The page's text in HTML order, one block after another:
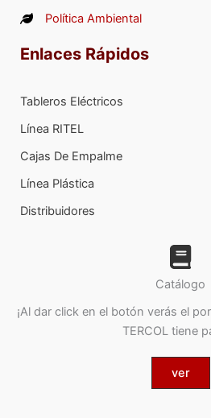
Política Ambiental
Enlaces Rápidos
Tableros Eléctricos
Línea RITEL
Cajas De Empalme
Línea Plástica
Distribuidores
Catálogo
¡Al dar click en el botón verás el
TERCOL tiene
ver